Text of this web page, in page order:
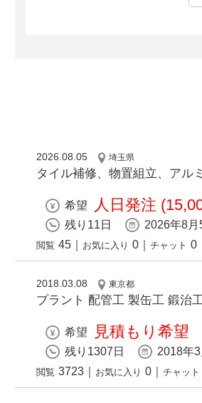
2026.08.05 埼玉県
タイル補修、物置組立、アル
希望 人日発注
残り11日 2026年8月
閲覧 45 お気に入り 0 チャット 0
2018.03.08 東京都
プラント 配管工 製缶工 鍛治
希望 見積もり希望
残り1307日 2018年
閲覧 3723 お気に入り 0 チャット